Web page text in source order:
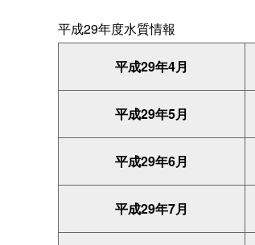
平成29年度水質情報
平成29年4月
平成29年5月
平成29年6月
平成29年7月